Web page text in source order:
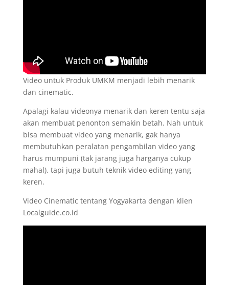
Video untuk Produk UMKM menjadi lebih menarik
dan cinematic.
Apalagi kalau videonya menarik dan keren tentu saja
akan membuat penonton semakin betah. Nah untuk
bisa membuat video yang menarik, gak hanya
membutuhkan peralatan pengambilan video yang
harus mumpuni (tak jarang juga harganya cukup
mahal), tapi juga butuh teknik video editing yang
keren.
Video Cinematic tentang Yogyakarta dengan klien
Localguide.co.id